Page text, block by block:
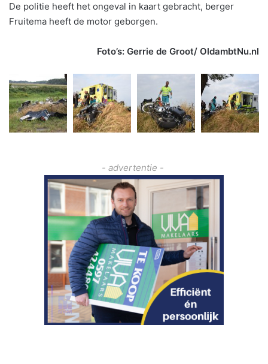
De politie heeft het ongeval in kaart gebracht, berger
Fruitema heeft de motor geborgen.
Foto’s: Gerrie de Groot/ OldambtNu.nl
- advertentie -